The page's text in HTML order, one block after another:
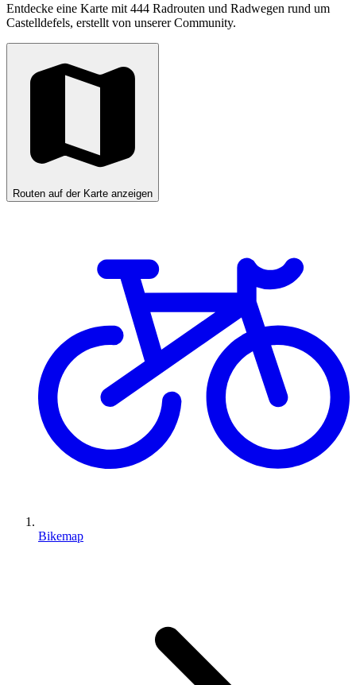
Entdecke eine Karte mit 444 Radrouten und Radwegen rund um
Castelldefels, erstellt von unserer Community.
Routen auf der Karte anzeigen
Bikemap